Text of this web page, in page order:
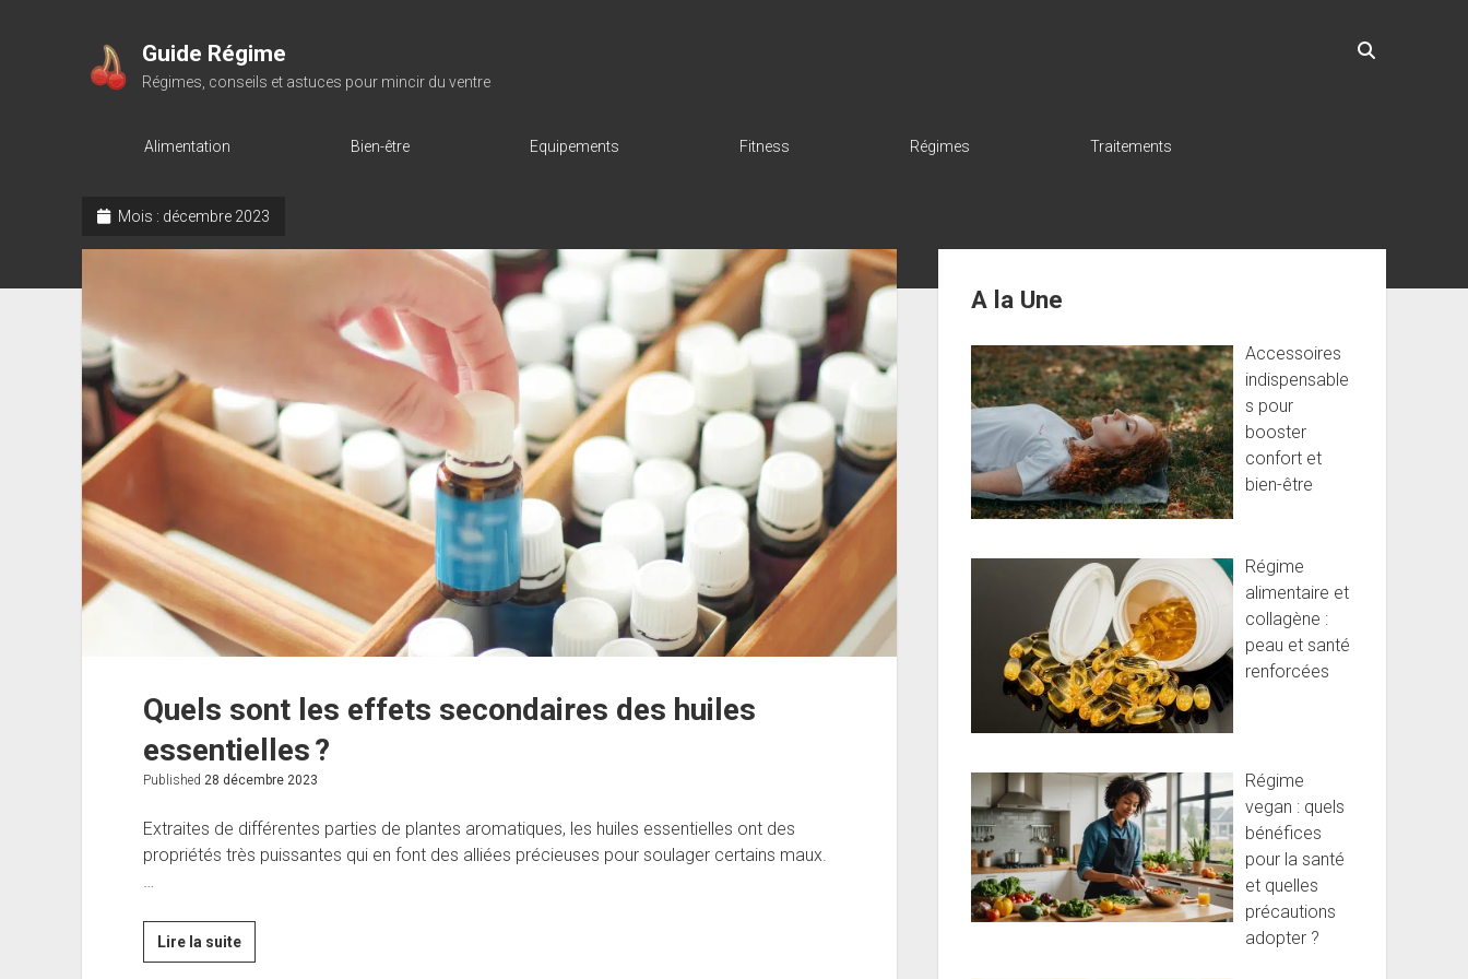
Guide Régime
Régimes, conseils et astuces pour mincir du ventre
Alimentation Bien-être Equipements Fitness Régimes Traitements
Mois : décembre 2023
Quels sont les effets secondaires des huiles
essentielles ?
Published 28 décembre 2023
Extraites de différentes parties de plantes aromatiques, les huiles essentielles ont des
propriétés très puissantes qui en font des alliées précieuses pour soulager certains maux.
…
Lire la suiteQuels
sont
A la Une
Accessoires
indispensable
s pour
booster
confort et
bien-être
Régime
alimentaire et
collagène :
peau et santé
renforcées
Régime
vegan : quels
bénéfices
pour la santé
et quelles
précautions
adopter ?